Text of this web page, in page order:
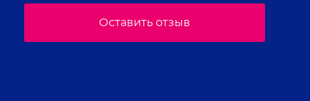
Оставить отзыв